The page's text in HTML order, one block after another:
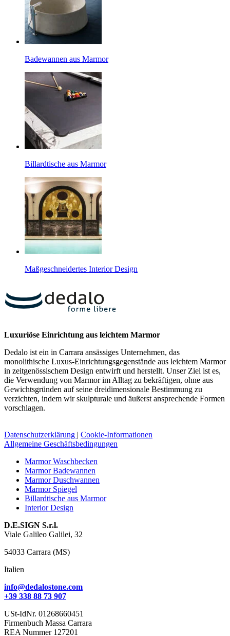
Badewannen aus Marmor
Billardtische aus Marmor
Maßgeschneidertes Interior Design
Luxuriöse Einrichtung aus leichtem Marmor
Dedalo ist ein in Carrara ansässiges Unternehmen, das
monolithische Luxus-Einrichtungsgegenstände aus leichtem Marmor
in zeitgenössischem Design entwirft und herstellt. Unser Ziel ist es,
die Verwendung von Marmor im Alltag zu bekräftigen, ohne aus
Gewichtsgründen auf seine dreidimensionale Bestimmung zu
verzichten, indem wir skulpturale und äußerst ansprechende Formen
vorschlagen.
Datenschutzerklärung | Cookie-Informationen
Allgemeine Geschäftsbedingungen
Marmor Waschbecken
Marmor Badewannen
Marmor Duschwannen
Marmor Spiegel
Billardtische aus Marmor
Interior Design
D.E.SIGN S.r.l.
Viale Galileo Galilei, 32
54033 Carrara (MS)
Italien
info@dedalostone.com
+39 338 88 73 907
USt-IdNr. 01268660451
Firmenbuch Massa Carrara
REA Nummer 127201